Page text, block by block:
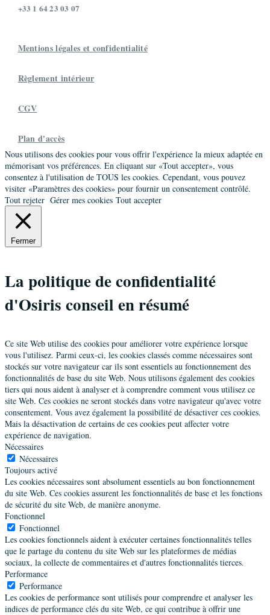
+33 1 64 23 03 07
Mentions légales et confidentialité
Règlement intérieur
CGV
Plan d'accès
Nous utilisons des cookies pour vous offrir l'expérience la mieux adaptée en
mémorisant vos préférences. En cliquant sur «Tout accepter», vous
consentez à l'utilisation de TOUS les cookies. Cependant, vous pouvez
visiter «Paramètres des cookies» pour fournir un consentement contrôlé.
Tout rejeter Gérer mes cookies Tout accepter
Fermer
La politique de confidentialité
d'Osiris conseil en résumé
Ce site Web utilise des cookies pour améliorer votre expérience lorsque
vous l'utilisez. Parmi ceux-ci, les cookies classés comme nécessaires sont
stockés sur votre navigateur car ils sont essentiels au fonctionnement des
fonctionnalités de base du site Web. Nous utilisons également des cookies
tiers qui nous aident à analyser et à comprendre comment vous utilisez ce
site Web. Ces cookies ne seront stockés dans votre navigateur qu'avec votre
consentement. Vous avez également la possibilité de désactiver ces cookies.
Mais la désactivation de certains de ces cookies peut affecter votre
expérience de navigation.
Nécessaires
Nécessaires
Toujours activé
Les cookies nécessaires sont absolument essentiels au bon fonctionnement
du site Web. Ces cookies assurent les fonctionnalités de base et les fonctions
de sécurité du site Web, de manière anonyme.
Fonctionnel
Fonctionnel
Les cookies fonctionnels aident à exécuter certaines fonctionnalités telles
que le partage du contenu du site Web sur les plateformes de médias
sociaux, la collecte de commentaires et d'autres fonctionnalités tierces.
Performance
Performance
Les cookies de performance sont utilisés pour comprendre et analyser les
indices de performance clés du site Web, ce qui contribue à offrir une